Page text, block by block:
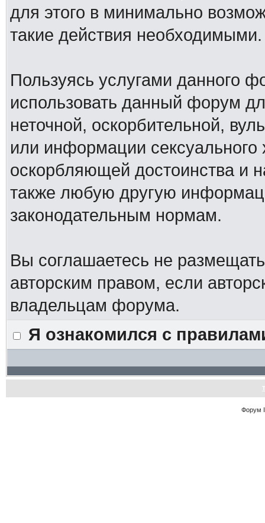
для этого в минимально
такие действия необходимыми.
Пользуясь услугами данного
использовать данный форум
неточной, оскорбительной,
или информации
оскорбляющей достоинства и
также любую другую
законодательным нормам.
Вы соглашаетесь не
авторским правом, если
владельцам форума.
Я ознакомился с
Форум